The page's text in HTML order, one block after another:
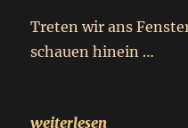
Treten wir ans
schauen hinein …
„Rezension
weiterlesen